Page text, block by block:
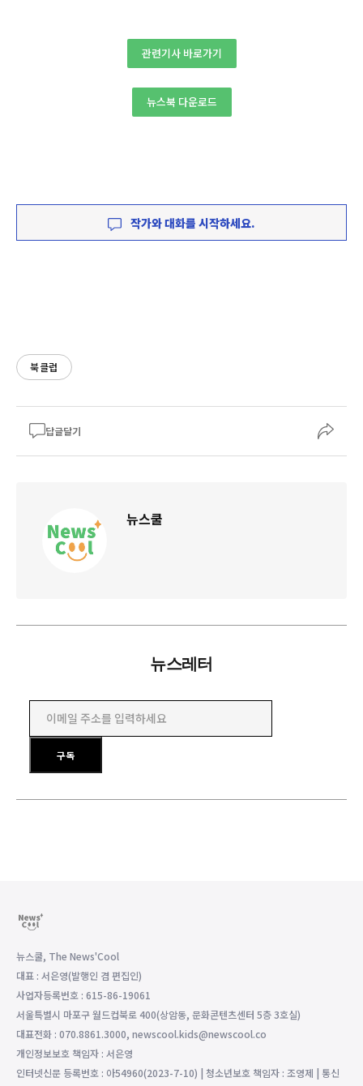
관련기사 바로가기
뉴스북 다운로드
작가와 대화를 시작하세요.
북클럽
답글달기
뉴스쿨
뉴스레터
구독
뉴스쿨, The News'Cool
대표 : 서은영(발행인 겸 편집인)
사업자등록번호 : 615-86-19061
서울특별시 마포구 월드컵북로 400(상암동, 문화콘텐츠센터 5층 3호실)
대표전화 : 070.8861.3000, newscool.kids@newscool.co
개인정보보호 책임자 : 서은영
인터넷신문 등록번호 : 아54960(2023-7-10) | 청소년보호 책임자 : 조영제 | 통신